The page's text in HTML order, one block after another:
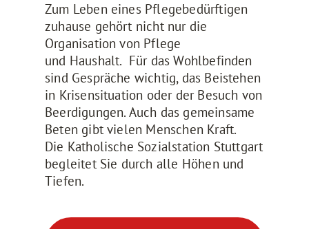
Zum Leben eines Pflegebedürftigen
zuhause gehört nicht nur die
Organisation von Pflege
und Haushalt. Für das Wohlbefinden
sind Gespräche wichtig, das Beistehen
in Krisensituation oder der Besuch von
Beerdigungen. Auch das gemeinsame
Beten gibt vielen Menschen Kraft.
Die Katholische Sozialstation Stuttgart
begleitet Sie durch alle Höhen und
Tiefen.